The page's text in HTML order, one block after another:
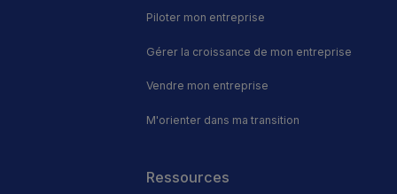
Piloter mon entreprise
Gérer la croissance de mon entreprise
Vendre mon entreprise
M'orienter dans ma transition
Ressources